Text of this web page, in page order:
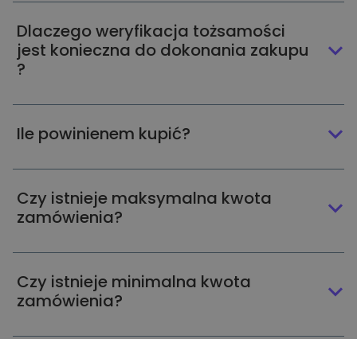
Dlaczego weryfikacja tożsamości
jest konieczna do dokonania zakupu
?
Ile powinienem kupić?
Czy istnieje maksymalna kwota
zamówienia?
Czy istnieje minimalna kwota
zamówienia?